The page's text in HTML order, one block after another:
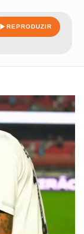
REPRODUZIR